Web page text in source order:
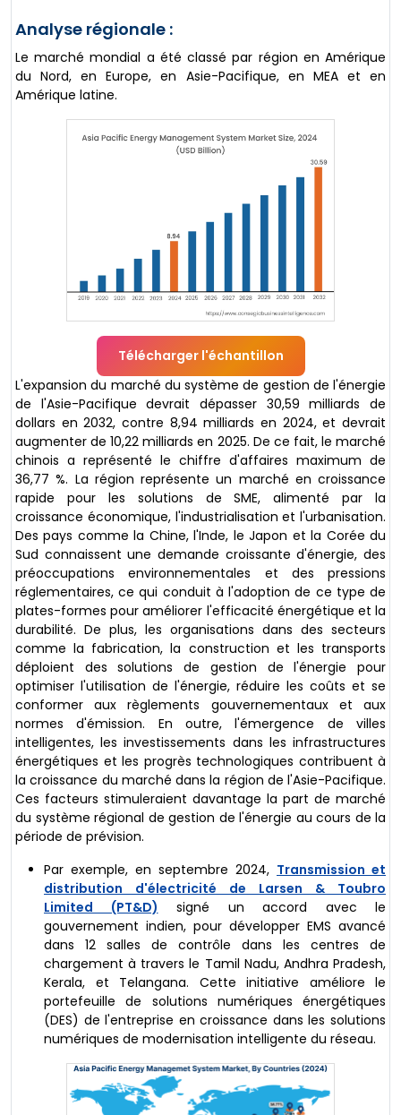
Analyse régionale :
Le marché mondial a été classé par région en Amérique
du Nord, en Europe, en Asie-Pacifique, en MEA et en
Amérique latine.
Télécharger l'échantillon
L'expansion du marché du système de gestion de l'énergie
de l'Asie-Pacifique devrait dépasser 30,59 milliards de
dollars en 2032, contre 8,94 milliards en 2024, et devrait
augmenter de 10,22 milliards en 2025. De ce fait, le marché
chinois a représenté le chiffre d'affaires maximum de
36,77 %. La région représente un marché en croissance
rapide pour les solutions de SME, alimenté par la
croissance économique, l'industrialisation et l'urbanisation.
Des pays comme la Chine, l'Inde, le Japon et la Corée du
Sud connaissent une demande croissante d'énergie, des
préoccupations environnementales et des pressions
réglementaires, ce qui conduit à l'adoption de ce type de
plates-formes pour améliorer l'efficacité énergétique et la
durabilité. De plus, les organisations dans des secteurs
comme la fabrication, la construction et les transports
déploient des solutions de gestion de l'énergie pour
optimiser l'utilisation de l'énergie, réduire les coûts et se
conformer aux règlements gouvernementaux et aux
normes d'émission. En outre, l'émergence de villes
intelligentes, les investissements dans les infrastructures
énergétiques et les progrès technologiques contribuent à
la croissance du marché dans la région de l'Asie-Pacifique.
Ces facteurs stimuleraient davantage la part de marché
du système régional de gestion de l'énergie au cours de la
période de prévision.
Par exemple, en septembre 2024, Transmission et
distribution d'électricité de Larsen & Toubro
Limited (PT&D) signé un accord avec le
gouvernement indien, pour développer EMS avancé
dans 12 salles de contrôle dans les centres de
chargement à travers le Tamil Nadu, Andhra Pradesh,
Kerala, et Telangana. Cette initiative améliore le
portefeuille de solutions numériques énergétiques
(DES) de l'entreprise en croissance dans les solutions
numériques de modernisation intelligente du réseau.